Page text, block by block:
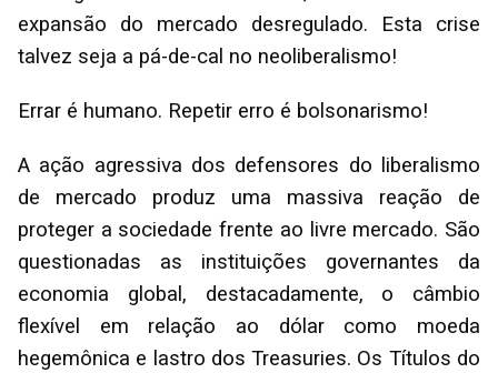
expansão do mercado desregulado. Esta crise
talvez seja a pá-de-cal no neoliberalismo!
Errar é humano. Repetir erro é bolsonarismo!
A ação agressiva dos defensores do liberalismo
de mercado produz uma massiva reação de
proteger a sociedade frente ao livre mercado. São
questionadas as instituições governantes da
economia global, destacadamente, o câmbio
flexível em relação ao dólar como moeda
hegemônica e lastro dos Treasuries. Os Títulos do